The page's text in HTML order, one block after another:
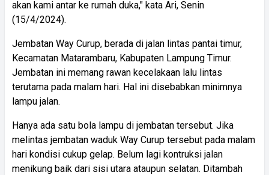
akan kami antar ke rumah duka," kata Ari, Senin
(15/4/2024).
Jembatan Way Curup, berada di jalan lintas pantai timur,
Kecamatan Matarambaru, Kabupaten Lampung Timur.
Jembatan ini memang rawan kecelakaan lalu lintas
terutama pada malam hari. Hal ini disebabkan minimnya
lampu jalan.
Hanya ada satu bola lampu di jembatan tersebut. Jika
melintas jembatan waduk Way Curup tersebut pada malam
hari kondisi cukup gelap. Belum lagi kontruksi jalan
menikung baik dari sisi utara ataupun selatan. Ditambah